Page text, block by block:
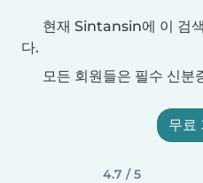
현재 Sintansin에 이 검
다.
모든 회원들은 필수 신분
무료
4.7 / 5